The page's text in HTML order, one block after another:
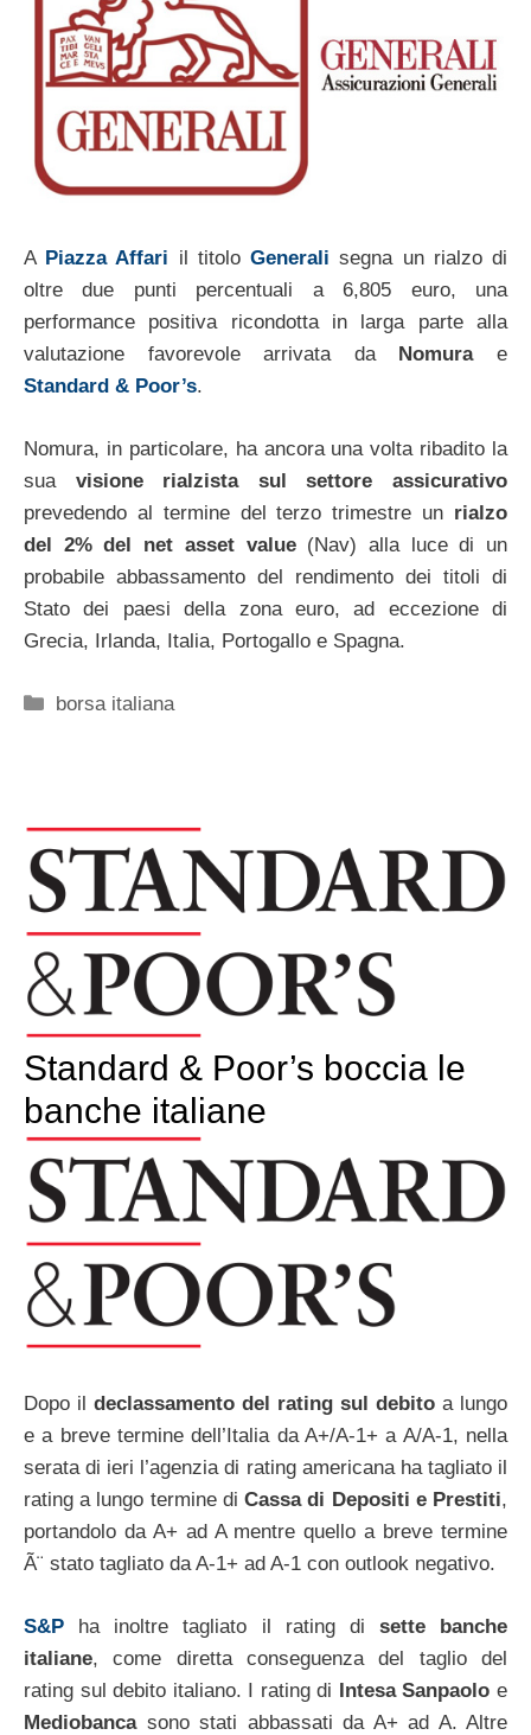
A Piazza Affari il titoloGenerali segna un rialzo di
oltre due punti percentuali a 6,805 euro, una
performance positiva ricondotta in larga parte alla
valutazione favorevole arrivata da
Nomurae
Standard & Poor’s.
Nomura, in particolare, ha ancora una volta ribadito la
sua visione rialzista sul settore assicurativo
prevedendo al termine del terzo trimestre un rialzo
del 2% del net asset value(Nav) alla luce di un
probabile abbassamento del rendimento dei titoli di
Stato dei paesi della zona euro, ad eccezione di
Grecia, Irlanda, Italia, Portogallo e Spagna.
Categorie
borsa italiana
Standard & Poor’s boccia le
banche italiane
Dopo il declassamento del rating sul debito a lungo
e a breve termine dell’Italia da A+/A-1+ a A/A-1, nella
serata di ieri l’agenzia di rating americana ha tagliato il
rating a lungo termine diCassa di Depositi e Prestiti,
portandolo da A+ ad A mentre quello a breve termine
Ã¨ stato tagliato da A-1+ ad A-1 con outlook negativo.
S&P ha inoltre tagliato il rating di sette banche
italiane, come diretta conseguenza del taglio del
rating sul debito italiano. I rating di Intesa Sanpaolo e
Mediobancasono stati abbassati da A+ ad A. Altre